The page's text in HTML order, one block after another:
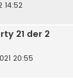
14:52
21 der 2
20:55